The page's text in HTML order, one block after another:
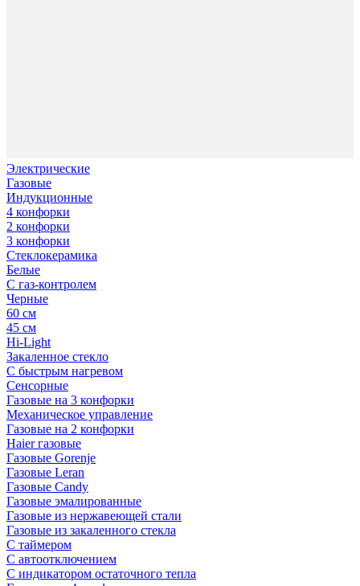
Электрические
Газовые
Индукционные
4 конфорки
2 конфорки
3 конфорки
Стеклокерамика
Белые
С газ-контролем
Черные
60 см
45 см
Hi-Light
Закаленное стекло
С быстрым нагревом
Сенсорные
Газовые на 3 конфорки
Механическое управление
Газовые на 2 конфорки
Haier газовые
Газовые Gorenje
Газовые Leran
Газовые Candy
Газовые эмалированные
Газовые из нержавеющей стали
Газовые из закаленного стекла
С таймером
С автоотключением
С индикатором остаточного тепла